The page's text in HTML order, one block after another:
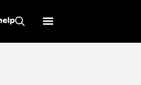
Humanet